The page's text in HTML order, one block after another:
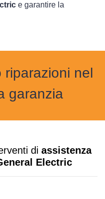
e garantire la
riparazioni nel
garanzia
di assistenza
Electric